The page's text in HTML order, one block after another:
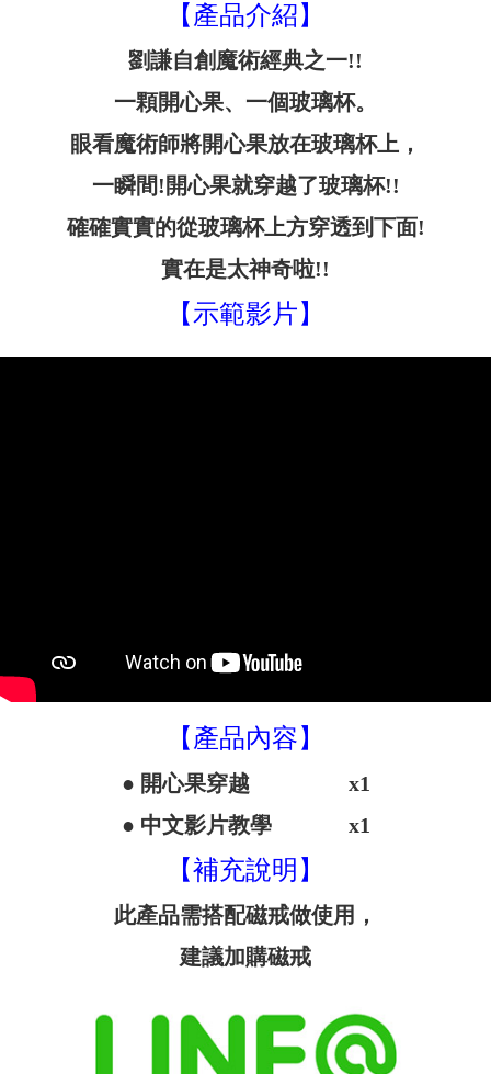
【產品介紹】
劉謙自創魔術經典之一!!
一顆開心果、一個玻璃杯。
眼看魔術師將開心果放在玻璃杯上，
一瞬間!開心果就穿越了玻璃杯!!
確確實實的從玻璃杯上方穿透到下面!
實在是太神奇啦!!
【示範影片】
【產品內容】
● 開心果穿越 x1
● 中文影片教學 x1
【補充說明】
此產品需搭配磁戒做使用，
建議加購磁戒